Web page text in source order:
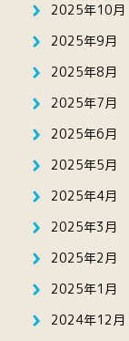
2025年10月
2025年9月
2025年8月
2025年7月
2025年6月
2025年5月
2025年4月
2025年3月
2025年2月
2025年1月
2024年12月